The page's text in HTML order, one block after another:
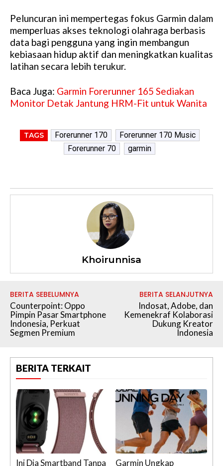
Peluncuran ini mempertegas fokus Garmin dalam
memperluas akses teknologi olahraga berbasis
data bagi pengguna yang ingin membangun
kebiasaan hidup aktif dan meningkatkan kualitas
latihan secara lebih terukur.
Baca Juga: Garmin Forerunner 165 Sediakan
Monitor Detak Jantung HRM-Fit untuk Wanita
TAGS Forerunner 170
Forerunner 170 Music
Forerunner 70
garmin
Khoirunnisa
BERITA SEBELUMNYA
Counterpoint: Oppo
Pimpin Pasar Smartphone
Indonesia, Perkuat
Segmen Premium
BERITA SELANJUTNYA
Indosat, Adobe, dan
Kemenekraf Kolaborasi
Dukung Kreator
Indonesia
BERITA TERKAIT
Ini Dia Smartband Tanpa Garmin Ungkap